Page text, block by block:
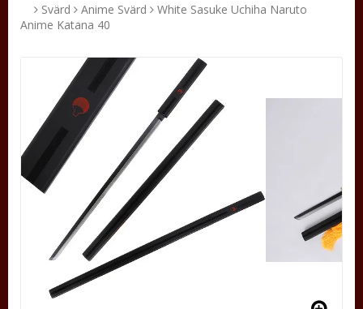
Svärd Anime Svärd
White Sasuke Uchiha Naruto
Anime Katana 40